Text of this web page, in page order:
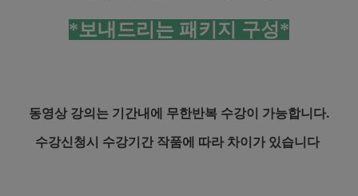
*보내드리는 패키지 구성*
동영상 강의는 기간내에 무한반복 수강이 가능합니다.
수강신청시 수강기간 작품에 따라 차이가 있습니다